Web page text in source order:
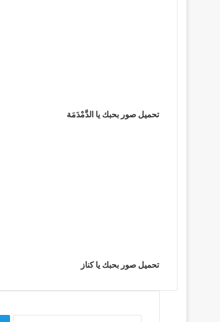
تحميل صور بحبك يا الدَّمْدَمَة
تحميل صور بحبك يا كناز